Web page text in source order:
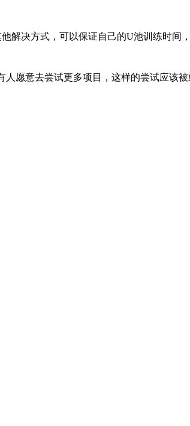
解决方式，可以保证自己的U池训练时间
愿意去尝试更多项目，这样的尝试应该被